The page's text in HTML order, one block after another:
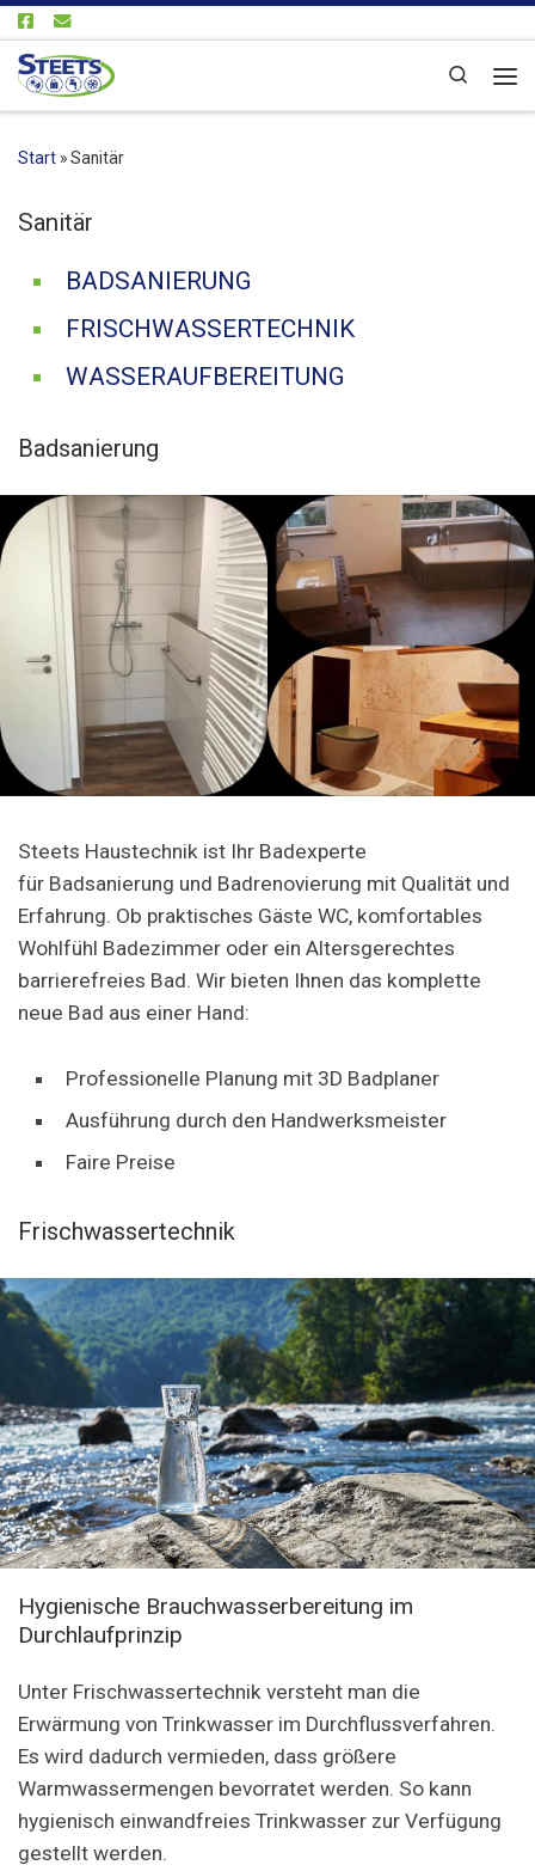
Zum Inhalt springen
Search
Start »Sanitär
Sanitär
BADSANIERUNG
FRISCHWASSERTECHNIK
WASSERAUFBEREITUNG
Badsanierung
Steets Haustechnik ist Ihr Badexperte
für Badsanierung und Badrenovierung mit Qualität und
Erfahrung. Ob praktisches Gäste WC, komfortables
Wohlfühl Badezimmer oder ein Altersgerechtes
barrierefreies Bad. Wir bieten Ihnen das komplette
neue Bad aus einer Hand:
Professionelle Planung mit 3D Badplaner
Ausführung durch den Handwerksmeister
Faire Preise
Frischwassertechnik
Hygienische Brauchwasserbereitung im
Durchlaufprinzip
Unter Frischwassertechnik versteht man die
Erwärmung von Trinkwasser im Durchflussverfahren.
Es wird dadurch vermieden, dass größere
Warmwassermengen bevorratet werden. So kann
hygienisch einwandfreies Trinkwasser zur Verfügung
gestellt werden.